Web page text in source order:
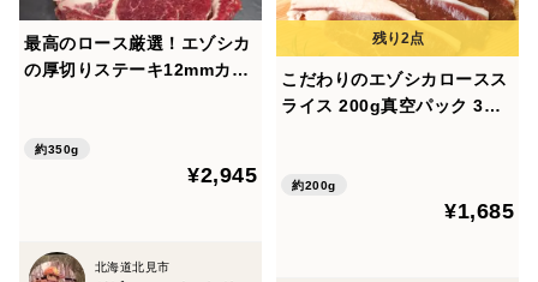
最高のロース厳選！エゾシカ
の厚切りステーキ12mmカッ
り枚数が変わることがありま
す。また、グラム数は10グラ
約350g
¥2,945
北海道北見市
こだわりのエゾシカロースス
ライス 200g真空パック 3mm
約200g
¥1,685